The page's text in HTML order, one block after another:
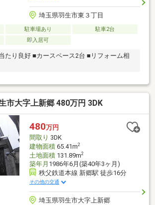
埼玉県羽生市東３丁目
駐車場あり
駐車2台
即入居可
たり良好 ■カースペース2台 ■リフォーム相
市大字上新郷 480万円 3DK
480万円
間取り 3DK
建物面積65.41m2
土地面積131.89m2
築年月 1986年6月(築40年3ヶ月)
秩父鉄道本線 新郷駅 徒歩16分
その他の交通
埼玉県羽生市大字上新郷